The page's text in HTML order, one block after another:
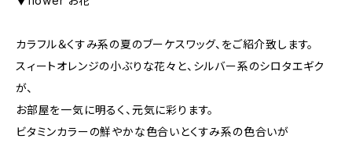
カラフル＆くすみ系の夏のブーケスワッグ、をご紹介致します。
スィートオレンジの小ぶりな花々と、シルバー系のシロタエギク
が、
お部屋を一気に明るく、元気に彩ります。
ビタミンカラーの鮮やかな色合いとくすみ系の色合いが